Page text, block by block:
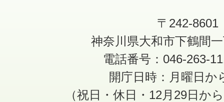
〒242-8601
神奈川県大和市下鶴間
電話番号：046-263-
開庁日時：月曜日か
（祝日・休日・12月29日か